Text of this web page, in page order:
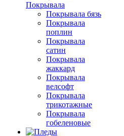
Покрывала
Покрывала бязь
Покрывала
поплин
Покрывала
сатин
Покрывала
жаккард
Покрывала
велсофт
Покрывала
трикотажные
Покрывала
гобеленовые